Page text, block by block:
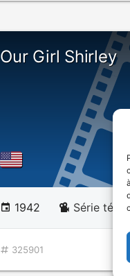
Our Girl Shirley
1942 Série
325901